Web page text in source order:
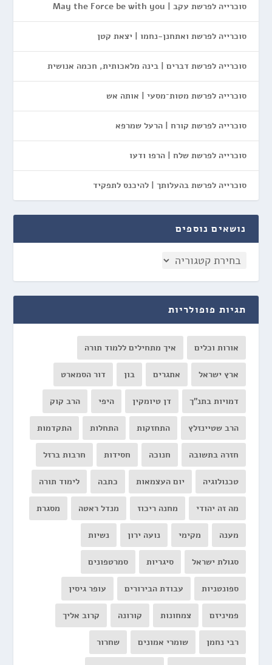
סוכרייה לפרשת עקב | May the Force be with you
סוכרייה לפרשת ואתחנן-נחמו | יצאת קטן
סוכרייה לפרשת דברים | בינה מלאכותית, חכמה אנושית
סוכרייה לפרשת מטות־מסעי | אותה אש
סוכרייה לפרשת קורח | הרעל שמרפא
סוכרייה לפרשת שלח | הרפו ודעו
סוכרייה לפרשת בהעלותך | להיכנס לתפקיד
נושאים נוספים
תגיות פופולריות
אורות וכלים איך מתחילים ללמוד תורה
ארץ ישראל אתגרים בון דור הסמארט
דמויות בתנ"ך דן טיומקין היפי הרב קוק
הרב שטיינזלץ התחזקות התחלות התקדמות
חזרה בתשובה חנוכה חסידות חרבות ברזל
טכנולוגיה יום העצמאות כתבה לימוד תורה
מה זה יהודי מחנה ריכוז מנדל ראטה מסגרת
מענה מקימי נועה ירון נשיות
סגולת ישראל סיגריות סמרטפונים
ספונטניות עבודת הבירורים עופר גיסין
פמיניזם צמחונות קורונה קרוב אליך
רבי נחמן שומרי אמונים שחרור